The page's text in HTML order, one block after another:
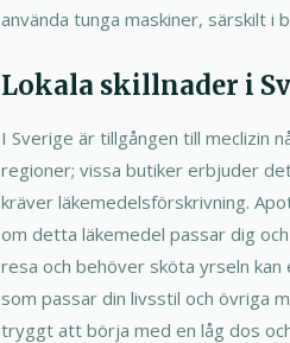
använda tunga maskiner, särskilt i
Lokala skillnader i
I Sverige är tillgången till meclizin
regioner; vissa butiker erbjuder
kräver läkemedelsförskrivning.
om detta läkemedel passar dig
resa och behöver sköta yrseln
som passar din livsstil och övriga
tryggt att börja med en låg dos